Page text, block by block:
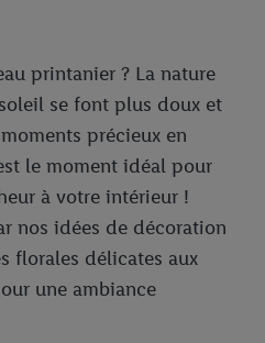
printanier ? La nature
se font plus doux et
précieux en
le moment idéal pour
à votre intérieur !
nos idées de décoration
florales délicates aux
une ambiance